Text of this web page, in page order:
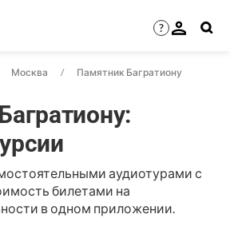
?
Москва Памятник Багратиону
аудиотурами с
билетами на
в одном приложении.